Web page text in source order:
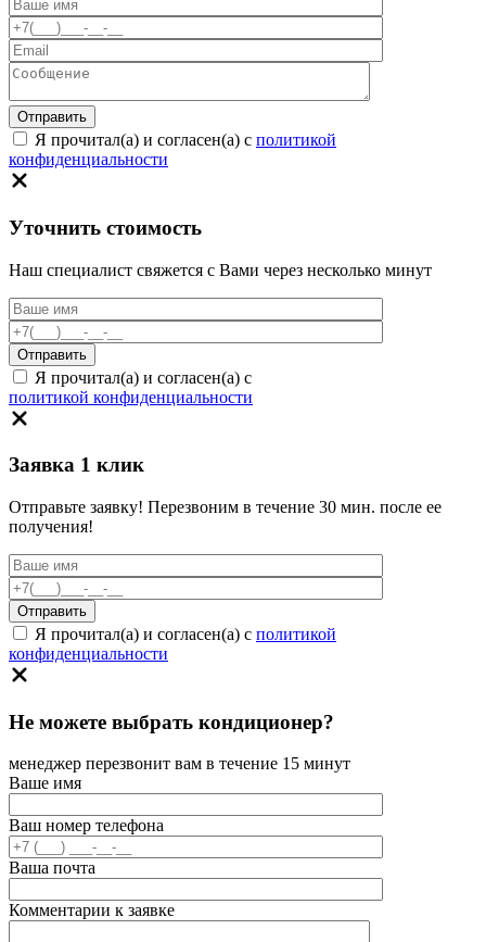
Я прочитал(а) и согласен(а) с политикой
конфиденциальности
Уточнить стоимость
Наш специалист свяжется с Вами через несколько минут
Я прочитал(а) и согласен(а) с
политикой конфиденциальности
Заявка 1 клик
Отправьте заявку! Перезвоним в течение 30 мин. после ее
получения!
Я прочитал(а) и согласен(а) с политикой
конфиденциальности
Не можете выбрать кондиционер?
менеджер перезвонит вам в течение 15 минут
Ваше имя
Ваш номер телефона
Ваша почта
Комментарии к заявке